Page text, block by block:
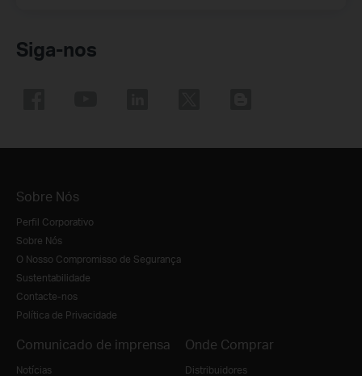
Siga-nos
Sobre Nós
Perfil Corporativo
Sobre Nós
O Nosso Compromisso de Segurança
Sustentabilidade
Contacte-nos
Política de Privacidade
Comunicado de imprensa
Notícias
Onde Comprar
Distribuidores